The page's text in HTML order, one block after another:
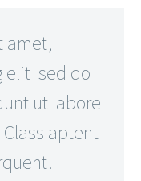
amet,
elit sed do
ut labore
aptent